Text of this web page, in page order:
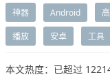
神器 Android
播放 安卓 工具
本文热度：已超过